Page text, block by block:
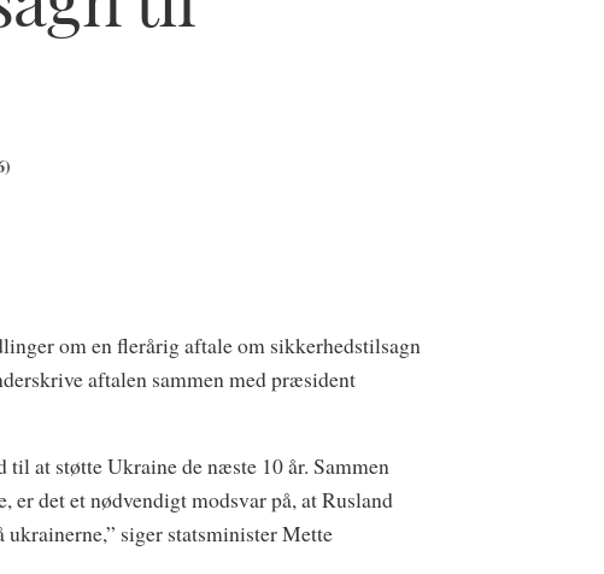
om en flerårig aftale om sikkerhedstilsagn
aftalen sammen med præsident
at støtte Ukraine de næste 10 år. Sammen
det et nødvendigt modsvar på, at Rusland
siger statsminister Mette